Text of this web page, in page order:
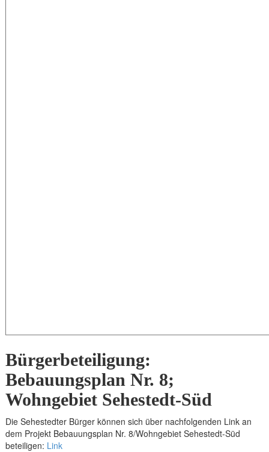
Bürgerbeteiligung:
Bebauungsplan Nr. 8;
Wohngebiet Sehestedt-Süd
Die Sehestedter Bürger können sich über nachfolgenden Link an
dem Projekt Bebauungsplan Nr. 8/Wohngebiet Sehestedt-Süd
beteiligen: Link